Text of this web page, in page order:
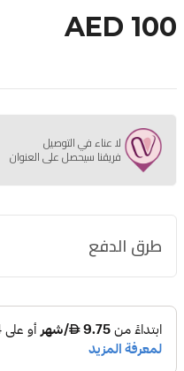
AED 100
لا عناء في التوصيل
فريقنا سيحصل على العنوان
طرق الدفع